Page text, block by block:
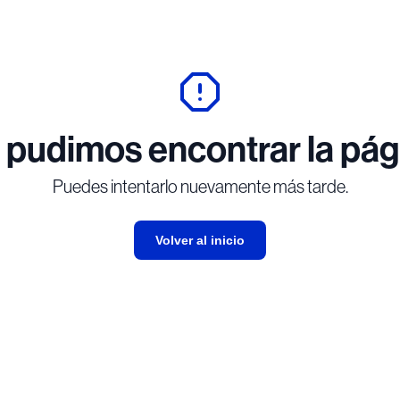
encontrar la
Puedes intentarlo nuevamente más tarde.
Volver al inicio